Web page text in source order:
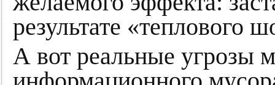
результате «теплового
А вот реальные угрозы